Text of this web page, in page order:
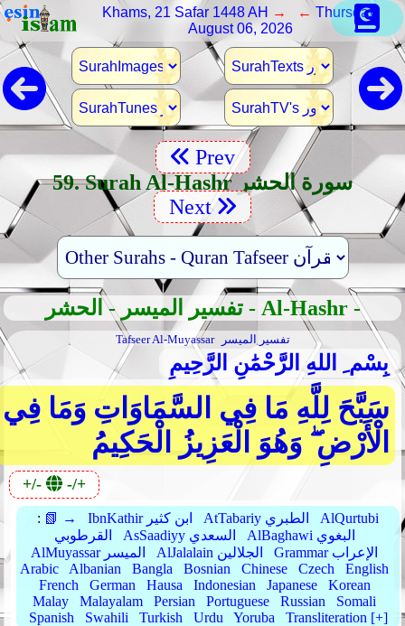
Khams, 21 Safar 1448 AH → ← Thursday,
August 06, 2026
Prev
59. Surah Al-Hashr سورة الحشر
Next
تفسير الميسر - الحشر - Al-Hashr -
Tafseer Al-Muyassar تفسير الميسر
بِسْم ِ اللهِ الرَّحْمَٰنِ الرَّحِيمِ
سَبَّحَ لِلَّهِ مَا فِي السَّمَاوَاتِ وَمَا فِي
الْأَرْضِ ۖ وَهُوَ الْعَزِيزُ الْحَكِيمُ
+/- -/+
: 📗 → IbnKathir ابن كثير AtTabariy الطبري
AlQurtubi
القرطوبي
AsSaadiyy السعدي
AlBaghawi البغوي
AlMuyassar الميسر
AlJalalain الجلالين
Grammar الإعراب
Arabic
Albanian Bangla Bosnian Chinese Czech
English
French
German Hausa Indonesian Japanese
Korean
Malay
Malayalam Persian Portuguese Russian
Somali
Spanish
Swahili Turkish Urdu Yoruba Transliteration [+]